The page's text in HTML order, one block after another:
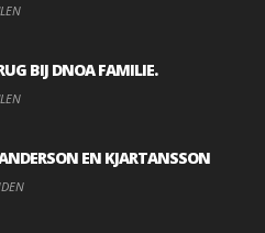
BIJ DNOA FAMILIE.
EN KJARTANSSON